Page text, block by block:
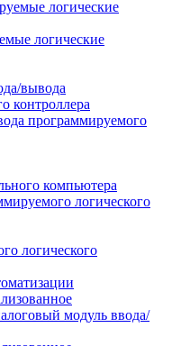
логические
вывода
контроллера
программируемого
компьютера
логического
логического
модуль ввода/